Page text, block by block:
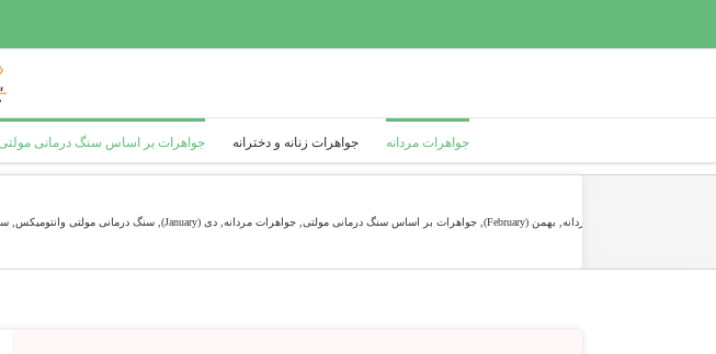
content
جواهرات مردانه جواهرات زنانه و دخترانه جواهرات بر اساس سنگ درمانی مولتی
انگشتر مردانه بهمن (February) جواهرات بر اساس سنگ درمانی مولتی جواهرات مردانه دی (January) سنگ درمانی مولتی وانتومیکس